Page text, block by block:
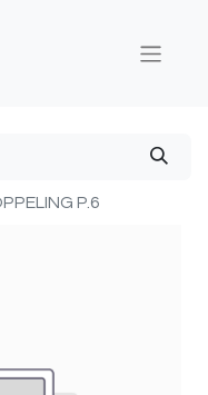
P.6